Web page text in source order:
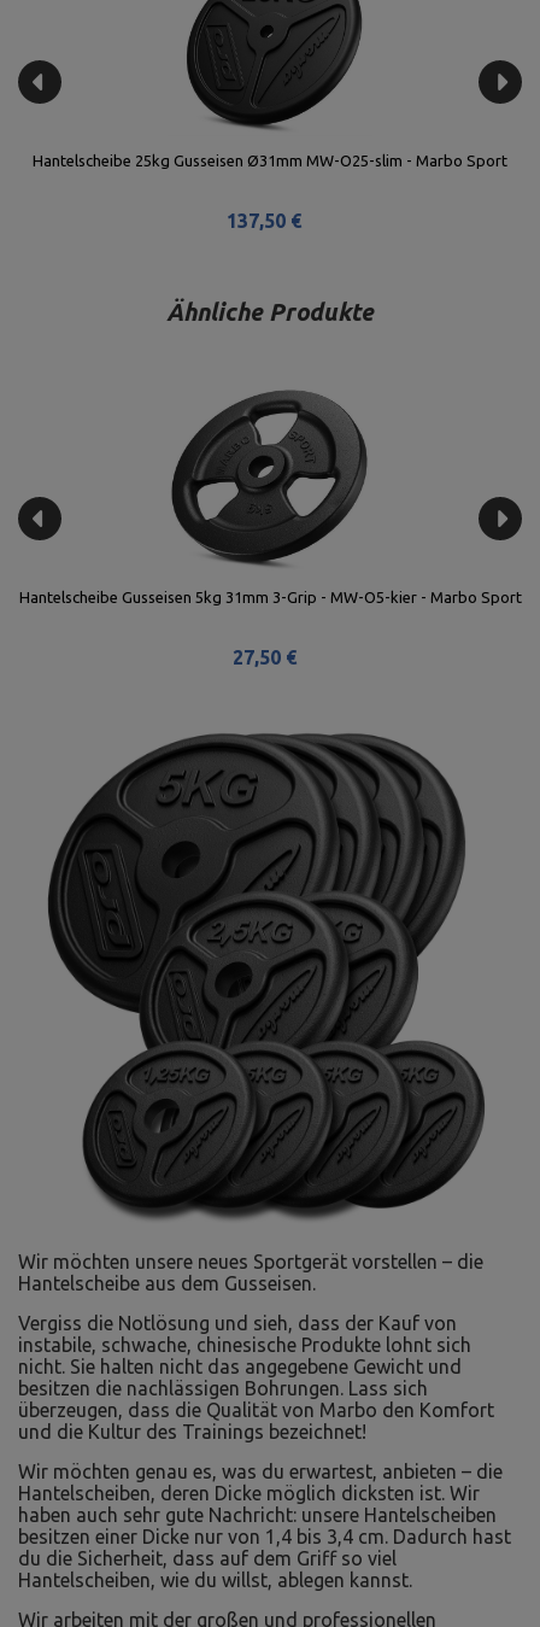
Hantelscheibe 25kg Gusseisen Ø31mm MW-O25-slim - Marbo Sport
137,50 €
Ähnliche Produkte
Hantelscheibe Gusseisen 5kg 31mm 3-Grip - MW-O5-kier - Marbo Sport
27,50 €
Wir möchten unsere neues Sportgerät vorstellen – die
Hantelscheibe aus dem Gusseisen.
Vergiss die Notlösung und sieh, dass der Kauf von
instabile, schwache, chinesische Produkte lohnt sich
nicht. Sie halten nicht das angegebene Gewicht und
besitzen die nachlässigen Bohrungen. Lass sich
überzeugen, dass die Qualität von Marbo den Komfort
und die Kultur des Trainings bezeichnet!
Wir möchten genau es, was du erwartest, anbieten – die
Hantelscheiben, deren Dicke möglich dicksten ist. Wir
haben auch sehr gute Nachricht: unsere Hantelscheiben
besitzen einer Dicke nur von 1,4 bis 3,4 cm. Dadurch hast
du die Sicherheit, dass auf dem Griff so viel
Hantelscheiben, wie du willst, ablegen kannst.
Wir arbeiten mit der großen und professionellen